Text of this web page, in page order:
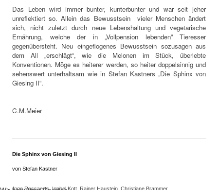
Das Leben wird immer bunter, kunterbunter und war seit jeher
unreflektiert so. Allein das Bewusstsein vieler Menschen ändert
sich, nicht zuletzt durch neue Lebenshaltung und vegetarische
Ernährung, welche der in „Vollpension lebenden“ Tieresser
gegenübersteht. Neu eingeflogenes Bewusstsein sozusagen aus
dem All „erschlägt“, wie die Melonen im Stück, überlebte
Konventionen. Möge es heiterer werden, so heiter doppelsinnig und
sehenswert unterhaltsam wie in Stefan Kastners „Die Sphinx von
Giesing II“.
C.M.Meier
Die Sphinx von Giesing II
von Stefan Kastner
Inge Rassaerts, Isabel Kott, Rainer Haustein, Christiane Brammer